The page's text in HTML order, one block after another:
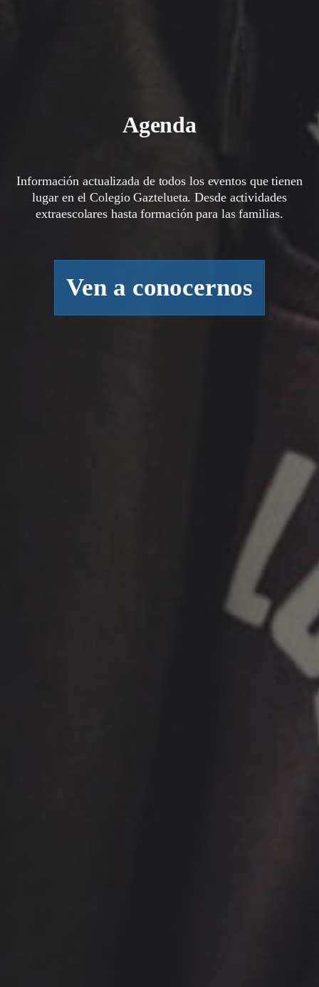
Agenda
Información actualizada de todos los eventos que tienen
lugar en el Colegio Gaztelueta. Desde actividades
extraescolares hasta formación para las familias.
Ven a conocernos